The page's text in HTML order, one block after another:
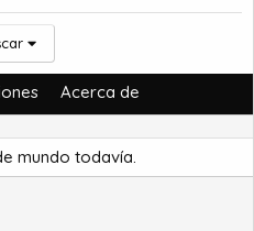
Acerca de
mundo todavía.